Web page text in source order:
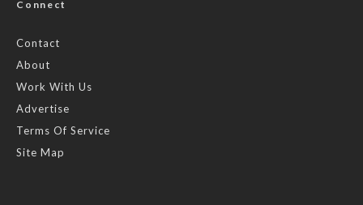
Connect
Contact
About
Work With Us
Advertise
Terms Of Service
Site Map